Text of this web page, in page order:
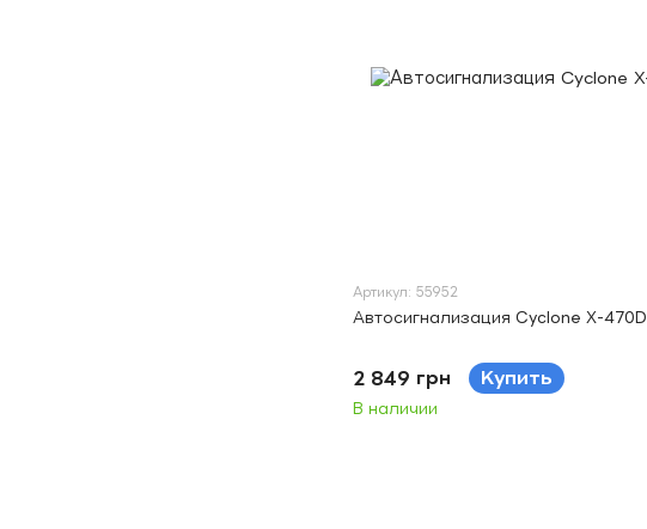
Артикул: 55952
Автосигнализация Cyclone X-470D
2 849 грн Купить
В наличии